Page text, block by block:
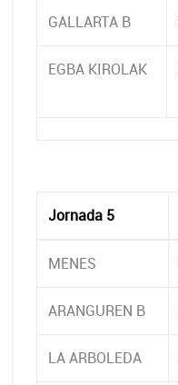
GALLARTA B
EGBA KIROLAK
Jornada 5
MENES
ARANGUREN B
LA ARBOLEDA